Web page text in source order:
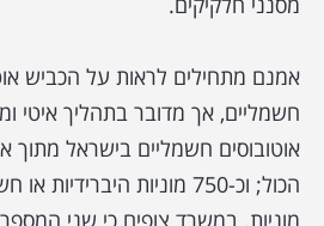
אמנם מתחילים לראות על הכביש
אוטובוסים חשמליים בישראל מתוך